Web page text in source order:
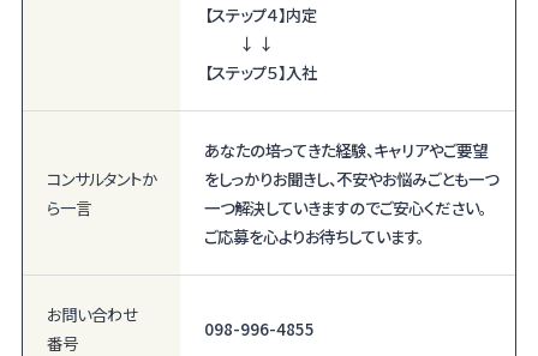
【ステップ４】内定
↓ ↓
【ステップ５】入社
コンサルタントか
ら一言
あなたの培ってきた経験、キャリアやご要望
をしっかりお聞きし、不安やお悩みごとも一つ
一つ解決していきますのでご安心ください。
ご応募を心よりお待ちしています。
お問い合わせ
番号
098-996-4855